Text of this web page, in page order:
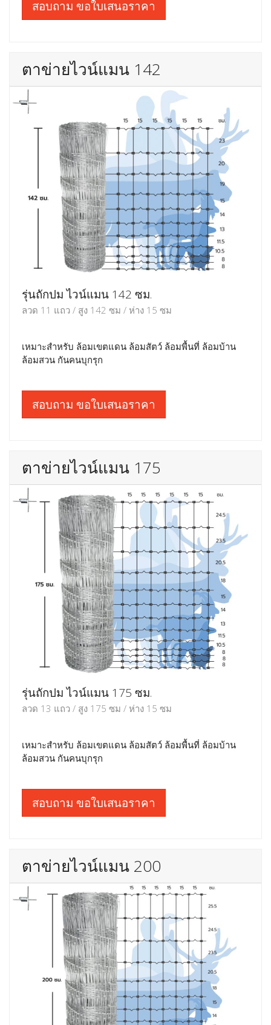
สอบถาม ขอใบเสนอราคา
ตาข่ายไวน์แมน 142
รุ่นถักปม ไวน์แมน 142 ซม.
ลวด 11 แถว / สูง 142 ซม / ห่าง 15 ซม
เหมาะสำหรับ ล้อมเขตแดน ล้อมสัตว์ ล้อมพื้นที่ ล้อมบ้าน
ล้อมสวน กันคนบุกรุก
สอบถาม ขอใบเสนอราคา
ตาข่ายไวน์แมน 175
รุ่นถักปม ไวน์แมน 175 ซม.
ลวด 13 แถว / สูง 175 ซม / ห่าง 15 ซม
เหมาะสำหรับ ล้อมเขตแดน ล้อมสัตว์ ล้อมพื้นที่ ล้อมบ้าน
ล้อมสวน กันคนบุกรุก
สอบถาม ขอใบเสนอราคา
ตาข่ายไวน์แมน 200